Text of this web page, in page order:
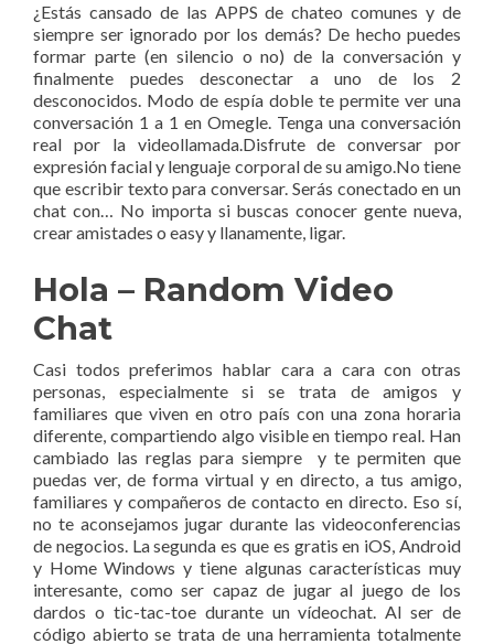
¿Estás cansado de las APPS de chateo comunes y de
siempre ser ignorado por los demás? De hecho puedes
formar parte (en silencio o no) de la conversación y
finalmente puedes desconectar a uno de los 2
desconocidos. Modo de espía doble te permite ver una
conversación 1 a 1 en Omegle. Tenga una conversación
real por la videollamada.Disfrute de conversar por
expresión facial y lenguaje corporal de su amigo.No tiene
que escribir texto para conversar. Serás conectado en un
chat con… No importa si buscas conocer gente nueva,
crear amistades o easy y llanamente, ligar.
Hola – Random Video
Chat
Casi todos preferimos hablar cara a cara con otras
personas, especialmente si se trata de amigos y
familiares que viven en otro país con una zona horaria
diferente, compartiendo algo visible en tiempo real. Han
cambiado las reglas para siempre y te permiten que
puedas ver, de forma virtual y en directo, a tus amigo,
familiares y compañeros de contacto en directo. Eso sí,
no te aconsejamos jugar durante las videoconferencias
de negocios. La segunda es que es gratis en iOS, Android
y Home Windows y tiene algunas características muy
interesante, como ser capaz de jugar al juego de los
dardos o tic-tac-toe durante un vídeochat. Al ser de
código abierto se trata de una herramienta totalmente